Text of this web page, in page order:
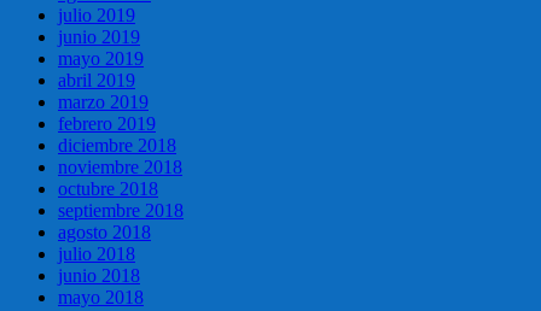
julio 2019
junio 2019
mayo 2019
abril 2019
marzo 2019
febrero 2019
diciembre 2018
noviembre 2018
octubre 2018
septiembre 2018
agosto 2018
julio 2018
junio 2018
mayo 2018